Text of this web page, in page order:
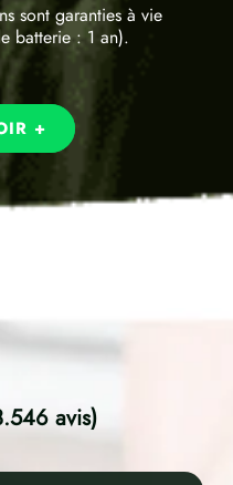
sont garanties à vie
batterie : 1 an).
+
avis)